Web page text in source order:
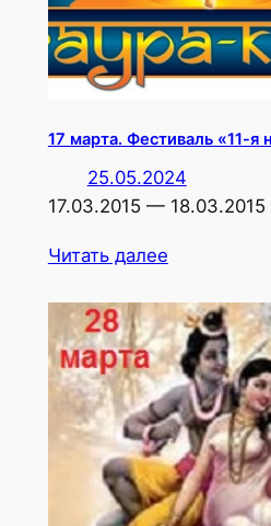
17 марта. Фестиваль «11-я
25.05.2024
17.03.2015 —
Читать далее